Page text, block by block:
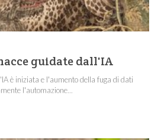
guidate dall'IA
è iniziata e l'aumento della fuga di dati
l'automazione...